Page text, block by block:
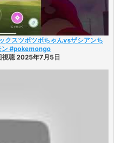
クスツボツボちゃんvsザシアンち
#pokemongo
視聴 2025年7月5日